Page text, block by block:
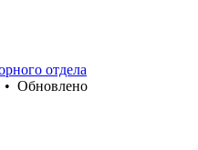
отдела
• Обновлено